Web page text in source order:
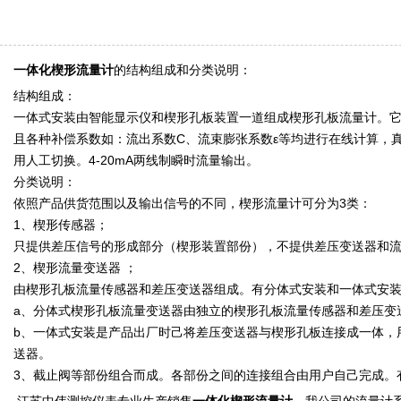
一体化楔形流量计的结构组成和分类说明：
结构组成：
一体式安装由智能显示仪和楔形孔板装置一道组成楔形孔板流量计。
且各种补偿系数如：流出系数C、流束膨张系数ε等均进行在线计算
用人工切换。4-20mA两线制瞬时流量输出。
分类说明：
依照产品供货范围以及输出信号的不同，楔形流量计可分为3类：
1、楔形传感器；
只提供差压信号的形成部分（楔形装置部份），不提供差压变送器
2、楔形流量变送器 ；
由楔形孔板流量传感器和差压变送器组成。有分体式安装和一体式安
a、分体式楔形孔板流量变送器由独立的楔形孔板流量传感器和差压
b、一体式安装是产品出厂时己将差压变送器与楔形孔板连接成一体
送器。
3、截止阀等部份组合而成。各部份之间的连接组合由用户自己完成